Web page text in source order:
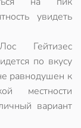
увидеть
Гейтизес
по вкусу
равнодушен к
местности
вариант